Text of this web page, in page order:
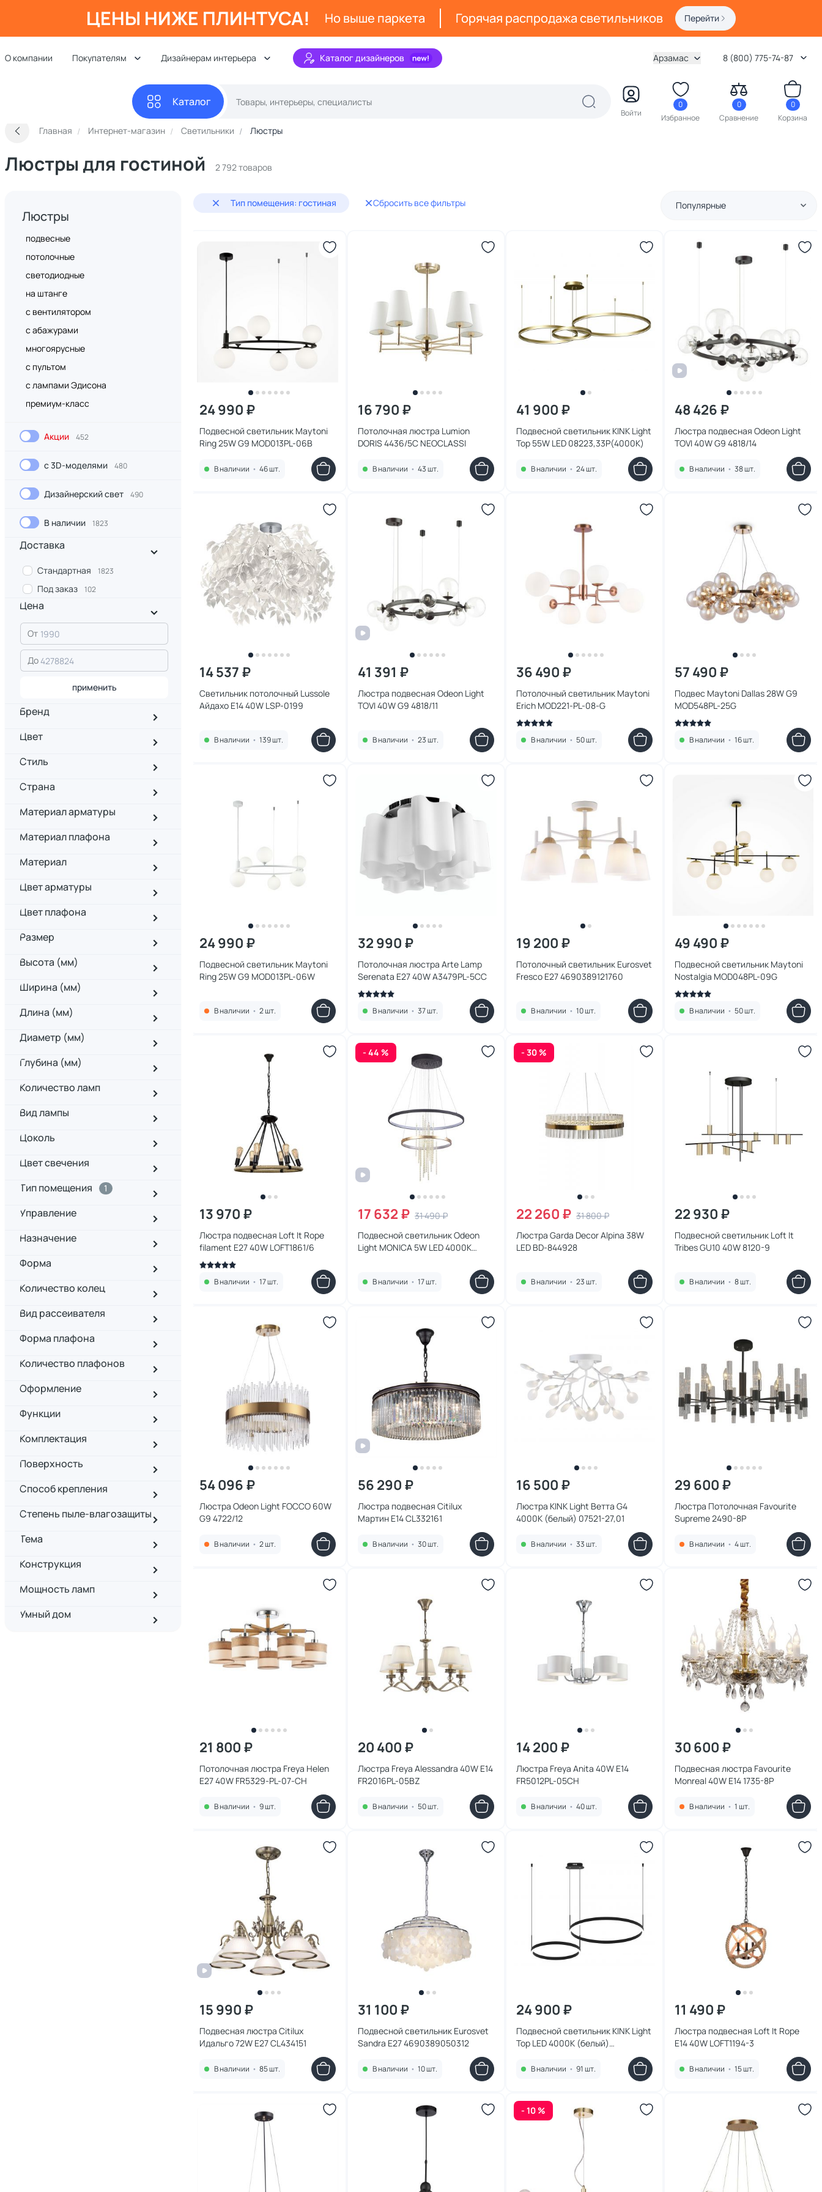
ЦЕНЫ НИЖЕ ПЛИНТУСА! Но выше паркета Горячая распродажа светильников Перейти
О компании Покупателям Дизайнерам интерьера Каталог дизайнеров Арзамас 8 (800) 775-74-87
Каталог
Войти
0
Избранное
0
Сравнение
0
Корзина
Главная Интернет-магазин Светильники Люстры
Люстры для гостиной 2 792 товаров
Люстры
подвесные
потолочные
светодиодные
на штанге
с вентилятором
с абажурами
многоярусные
с пультом
с лампами Эдисона
премиум-класс
Акции 452
с 3D-моделями 480
Дизайнерский свет 490
В наличии 1823
Доставка
Стандартная 1823
Под заказ 102
Цена
От
До
применить
Бренд
Цвет
Стиль
Страна
Материал арматуры
Материал плафона
Материал
Цвет арматуры
Цвет плафона
Размер
Высота (мм)
Ширина (мм)
Длина (мм)
Диаметр (мм)
Глубина (мм)
Количество ламп
Вид лампы
Цоколь
Цвет свечения
Тип помещения
1
Управление
Назначение
Форма
Количество колец
Вид рассеивателя
Форма плафона
Количество плафонов
Оформление
Функции
Комплектация
Поверхность
Способ крепления
Степень пыле-влагозащиты
Тема
Конструкция
Мощность ламп
Умный дом
Тип помещения: гостиная Сбросить все фильтры Популярные
24 990 ₽
Подвесной светильник Maytoni
Ring 25W G9 MOD013PL-06B
В наличии • 46 шт.
16 790 ₽
Потолочная люстра Lumion
DORIS 4436/5C NEOCLASSI
В наличии • 43 шт.
41 900 ₽
Подвесной светильник KINK Light
Тор 55W LED 08223,33P(4000K)
В наличии • 24 шт.
48 426 ₽
Люстра подвесная Odeon Light
TOVI 40W G9 4818/14
В наличии • 38 шт.
14 537 ₽
Светильник потолочный Lussole
Айдахо E14 40W LSP-0199
В наличии • 139 шт.
41 391 ₽
Люстра подвесная Odeon Light
TOVI 40W G9 4818/11
В наличии • 23 шт.
36 490 ₽
Потолочный светильник Maytoni
Erich MOD221-PL-08-G
В наличии • 50 шт.
57 490 ₽
Подвес Maytoni Dallas 28W G9
MOD548PL-25G
В наличии • 16 шт.
24 990 ₽
Подвесной светильник Maytoni
Ring 25W G9 MOD013PL-06W
В наличии • 2 шт.
32 990 ₽
Потолочная люстра Arte Lamp
Serenata E27 40W A3479PL-5CC
В наличии • 37 шт.
19 200 ₽
Потолочный светильник Eurosvet
Fresco E27 4690389121760
В наличии • 10 шт.
49 490 ₽
Подвесной светильник Maytoni
Nostalgia MOD048PL-09G
В наличии • 50 шт.
13 970 ₽
Люстра подвесная Loft It Rope
filament E27 40W LOFT1861/6
В наличии • 17 шт.
- 44 %
17 632 ₽ 31 490 ₽
Подвесной светильник Odeon
Light MONICA 5W LED 4000К
В наличии • 17 шт.
- 30 %
22 260 ₽ 31 800 ₽
Люстра Garda Decor Alpina 38W
LED BD-844928
В наличии • 23 шт.
22 930 ₽
Подвесной светильник Loft It
Tribes GU10 40W 8120-9
В наличии • 8 шт.
54 096 ₽
Люстра Odeon Light FOCCO 60W
G9 4722/12
В наличии • 2 шт.
56 290 ₽
Люстра подвесная Citilux
Мартин E14 CL332161
В наличии • 30 шт.
16 500 ₽
Люстра KINK Light Ветта G4
4000К (белый) 07521-27,01
В наличии • 33 шт.
29 600 ₽
Люстра Потолочная Favourite
Supreme 2490-8P
В наличии • 4 шт.
21 800 ₽
Потолочная люстра Freya Helen
E27 40W FR5329-PL-07-CH
В наличии • 9 шт.
20 400 ₽
Люстра Freya Alessandra 40W E14
FR2016PL-05BZ
В наличии • 50 шт.
14 200 ₽
Люстра Freya Anita 40W E14
FR5012PL-05CH
В наличии • 40 шт.
30 600 ₽
Подвесная люстра Favourite
Monreal 40W E14 1735-8P
В наличии • 1 шт.
15 990 ₽
Подвесная люстра Citilux
Идальго 72W E27 CL434151
В наличии • 85 шт.
31 100 ₽
Подвесной светильник Eurosvet
Sandra E27 4690389050312
В наличии • 10 шт.
24 900 ₽
Подвесной светильник KINK Light
Тор LED 4000К (белый)
В наличии • 91 шт.
11 490 ₽
Люстра подвесная Loft It Rope
E14 40W LOFT1194-3
В наличии • 15 шт.
- 10 %